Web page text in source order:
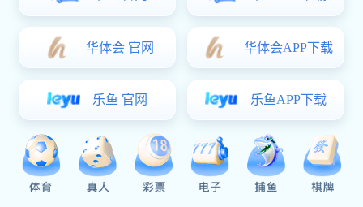
过滤干燥设备
食（乳）品工程
发酵罐
杀菌设备